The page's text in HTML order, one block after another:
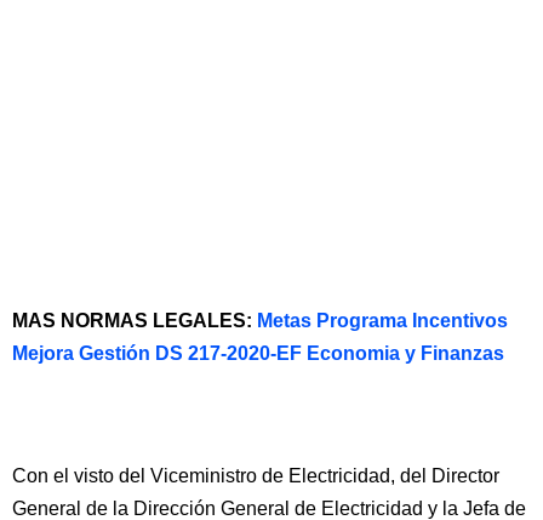
MAS NORMAS LEGALES: Metas Programa Incentivos
Mejora Gestión DS 217-2020-EF Economia y Finanzas
Con el visto del Viceministro de Electricidad, del Director
General de la Dirección General de Electricidad y la Jefa de